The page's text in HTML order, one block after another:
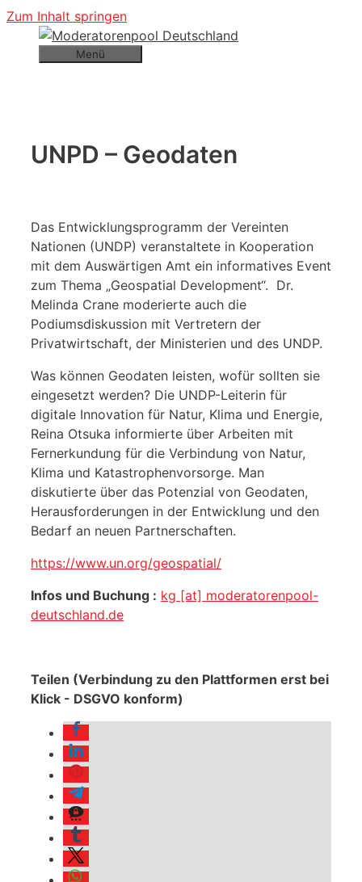
Zum Inhalt springen
Menü
UNPD – Geodaten
Das Entwicklungsprogramm der Vereinten
Nationen (UNDP) veranstaltete in Kooperation
mit dem Auswärtigen Amt ein informatives Event
zum Thema „Geospatial Development“. Dr.
Melinda Crane moderierte auch die
Podiumsdiskussion mit Vertretern der
Privatwirtschaft, der Ministerien und des UNDP.
Was können Geodaten leisten, wofür sollten sie
eingesetzt werden? Die UNDP-Leiterin für
digitale Innovation für Natur, Klima und Energie,
Reina Otsuka informierte über Arbeiten mit
Fernerkundung für die Verbindung von Natur,
Klima und Katastrophenvorsorge. Man
diskutierte über das Potenzial von Geodaten,
Herausforderungen in der Entwicklung und den
Bedarf an neuen Partnerschaften.
https://www.un.org/geospatial/
Infos und Buchung : kg [at] moderatorenpool-
deutschland.de
Teilen (Verbindung zu den Plattformen erst bei
Klick - DSGVO konform)